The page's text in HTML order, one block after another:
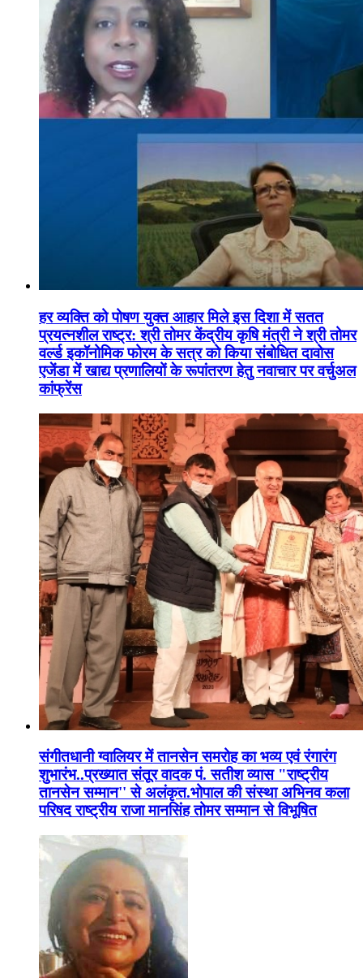
हर व्यक्ति को पोषण युक्त आहार मिले इस दिशा में सतत
प्रयत्नशील राष्ट्र: श्री तोमर केंद्रीय कृषि मंत्री ने श्री तोमर
वर्ल्ड इकॉनोमिक फोरम के सत्र को किया संबोधित दावोस
एजेंडा में खाद्य प्रणालियों के रूपांतरण हेतु नवाचार पर वर्चुअल
कांफ्रेंस
संगीतधानी ग्वालियर में तानसेन समरोह का भव्य एवं रंगारंग
शुभारंभ..प्रख्यात संतूर वादक पं. सतीश व्यास "राष्ट्रीय
तानसेन सम्मान'' से अलंकृत.भोपाल की संस्था अभिनव कला
परिषद राष्ट्रीय राजा मानसिंह तोमर सम्मान से विभूषित